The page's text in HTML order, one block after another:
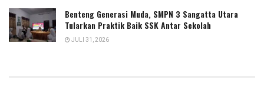
Benteng Generasi Muda, SMPN 3 Sangatta Utara
Tularkan Praktik Baik SSK Antar Sekolah
JULI 31, 2026